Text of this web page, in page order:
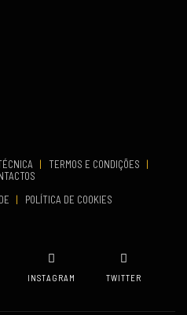
| TERMOS E CONDIÇÕES
|
| POLÍTICA DE COOKIES
INSTAGRAM TWITTER